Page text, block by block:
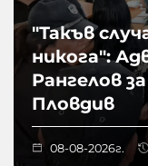
"Такъв
никога":
Рангелов
Пловдив
08-08-2026г.